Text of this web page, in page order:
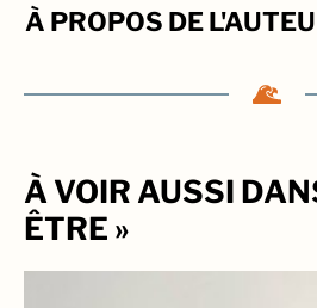
À PROPOS DE
À VOIR AUSSI
ÊTRE »